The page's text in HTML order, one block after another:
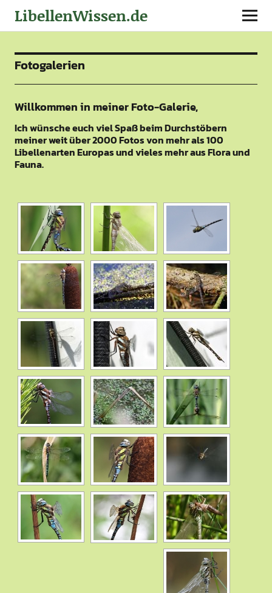
LibellenWissen.de
Fotogalerien
Willkommen in meiner Foto-Galerie,
Ich wünsche euch viel Spaß beim Durchstöbern
meiner weit über 2000 Fotos von mehr als 100
Libellenarten Europas und vieles mehr aus Flora und
Fauna.